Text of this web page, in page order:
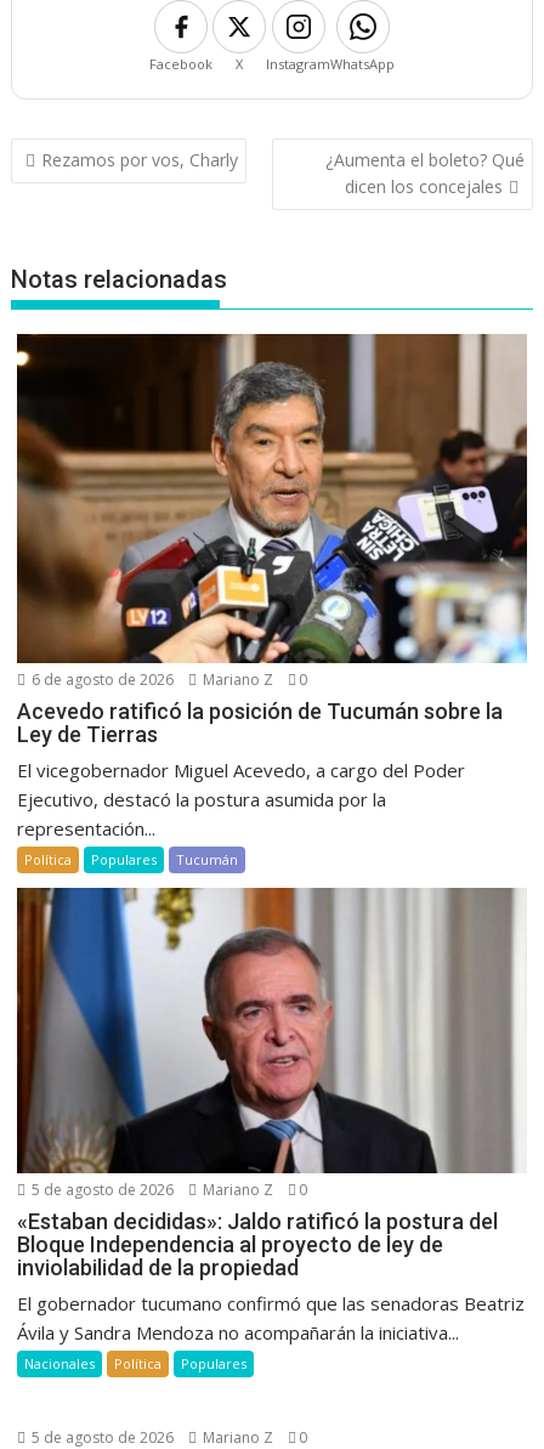
Facebook X InstagramWhatsApp
Navegación
de
Rezamos por vos, Charly
¿Aumenta el boleto? Qué
dicen los concejales
Notas relacionadas
6 de agosto de 2026 Mariano Z 0
Acevedo ratificó la posición de Tucumán sobre la
Ley de Tierras
El vicegobernador Miguel Acevedo, a cargo del Poder
Ejecutivo, destacó la postura asumida por la
representación...
Política Populares Tucumán
5 de agosto de 2026 Mariano Z 0
«Estaban decididas»: Jaldo ratificó la postura del
Bloque Independencia al proyecto de ley de
inviolabilidad de la propiedad
El gobernador tucumano confirmó que las senadoras Beatriz
Ávila y Sandra Mendoza no acompañarán la iniciativa...
Nacionales Política Populares
5 de agosto de 2026 Mariano Z 0